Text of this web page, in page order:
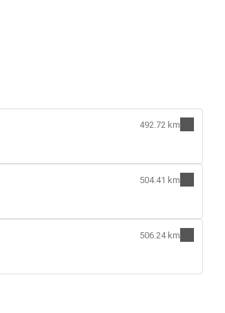
492.72 km
504.41 km
506.24 km